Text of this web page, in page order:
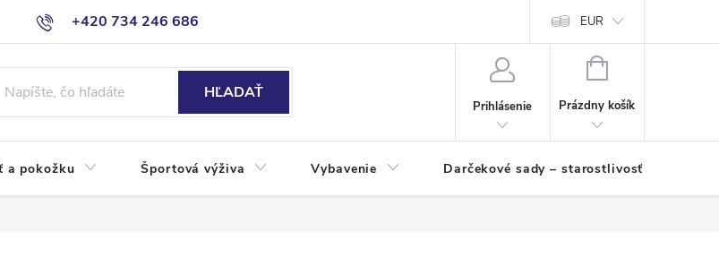
+420 734 246 686 EUR
HĽADAŤ
Prihlásenie
NÁKUPNÝ
Prázdny košík
a pokožku Športová výživa Vybavenie Darčekové sady – starostlivosť o pleť a